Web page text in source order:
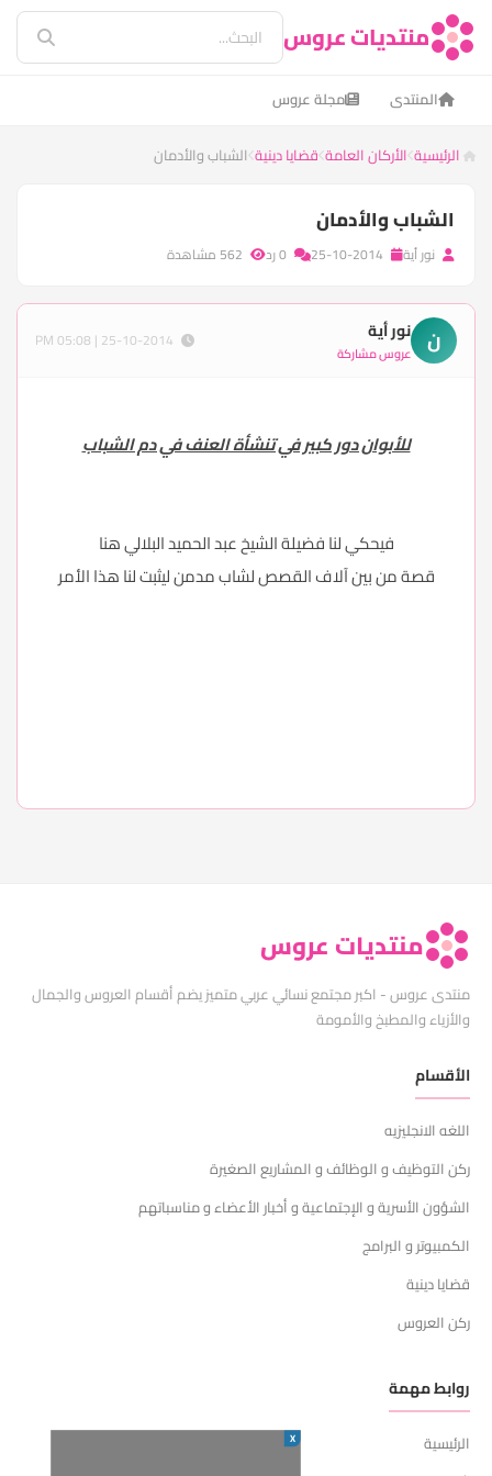
منتديات عروس
المنتدى مجلة عروس
الرئيسية الأركان العامة قضايا دينية الشباب والأدمان
الشباب والأدمان
نور أية
ن نور أية
عروس مشاركة
للأبوان دور كبير في تنشأة العنف في دم الشباب
فيحكي لنا فضيلة الشيخ عبد الحميد البلاليهنا
قصة من بين آلاف القصص لشاب مدمن ليثبت لنا هذا الأمر
منتديات عروس
منتدى عروس - اكبر مجتمع نسائي عربي متميز يضم أقسام العروس والجمال
والأزياء والمطبخ والأمومة
الأقسام
اللغه الانجليزيه
ركن التوظيف و الوظائف و المشاريع الصغيرة
الشؤون الأسرية و الإجتماعية و أخبار الأعضاء و مناسباتهم
الكمبيوتر و البرامج
قضايا دينية
ركن العروس
روابط مهمة
الرئيسية
X